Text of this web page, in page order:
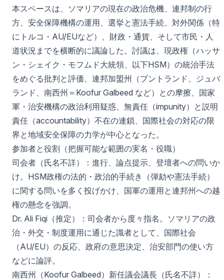
本スペースは、ソマリアの現在の政治危機、連邦制の行
方、安全保障機構の運用、選挙と憲法手続、対外関係（特
にトルコ・AU/EUなど）、財政・通貨、そして市民・人
道状況までを横断的に議論した。討議は、現政権（ハッサ
ン・シェイク・モフムド大統領、以下HSM）の統治手法
をめぐる批判と評価、連邦加盟州（プントランド、ジュバ
ランド、南西州＝Koofur Galbeed など）との摩擦、国家
軍・治安機構の政治利用疑惑、無責任（impunity）と説明
責任（accountability）不在の連鎖、国際社会の対応の限
界と地域安全保障の力学が中心となった。
参加者と役割（把握可能な範囲の実名・役職）
司会者（氏名不詳）：進行、論点提示、登壇者への問いか
け。HSM政権の法的・政治的手続き（弾劾や憲法手続）
に関する問いを多く投げかけ、国軍の運用と連邦州への越
権の懸念を強調。
Dr. Ali Fiqi（推定）：司会者から度々指名。ソマリアの政
治・外交・制度運用に通じた識者として、国際社会
（AU/EU）の反応、政府の意思決定、治安部門の使い方
などに論評。
南西州（Koofur Galbeed）新任議会議長（氏名不詳）：